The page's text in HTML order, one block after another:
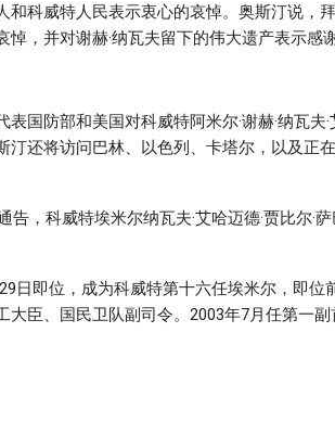
科威特人民表示衷心的哀悼。奥斯汀说，
，并对谢赫·纳瓦夫留下的伟大遗产表示感
国防部和美国对科威特阿米尔·谢赫·纳瓦夫·
汀还将访问巴林、以色列、卡塔尔，以及正
，科威特埃米尔纳瓦夫·艾哈迈德·贾比尔·
日即位，成为科威特第十六任埃米尔，即位
臣、国民卫队副司令。2003年7月任第一副